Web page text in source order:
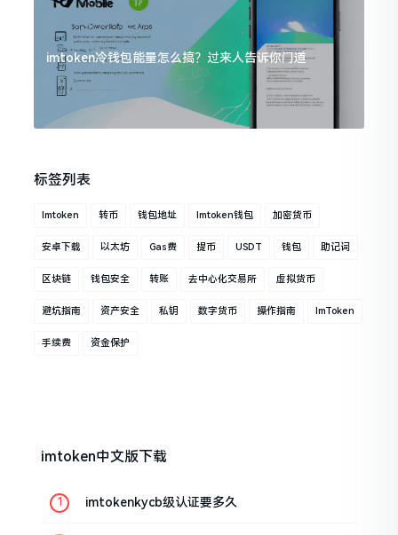
imtoken冷钱包能量怎么搞？过来人告诉你门道
标签列表
Imtoken 转币 钱包地址 Imtoken钱包 加密货币
安卓下载 以太坊 Gas费 提币 USDT 钱包 助记词
区块链 钱包安全 转账 去中心化交易所 虚拟货币
避坑指南 资产安全 私钥 数字货币 操作指南 ImToken
手续费 资金保护
imtoken中文版下载
imtokenkycb级认证要多久